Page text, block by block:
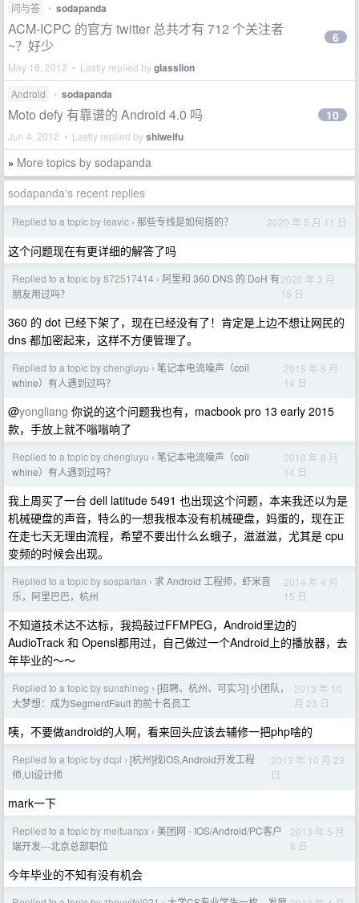
问与答 • sodapanda
ACM-ICPC 的官方 twitter 总共才有 712 个关注者
~？好少
May 18, 2012 • Lastly replied byglasslion
6
Android • sodapanda
Moto defy 有靠谱的 Android 4.0 吗
Jun 4, 2012 • Lastly replied byshiweifu
10
» More topics by sodapanda
sodapanda's recent replies
Replied to a topic by leavic › 那些专线是如何搭的？ 2020 年 5 月 11 日
这个问题现在有更详细的解答了吗
Replied to a topic by 872517414 › 阿里和 360 DNS 的 DoH 有
朋友用过吗？
2020 年 3 月
15 日
360 的 dot 已经下架了，现在已经没有了！肯定是上边不想让网民的
dns 都加密起来，这样不方便管理了。
Replied to a topic by chengluyu › 笔记本电流噪声（coil
whine）有人遇到过吗？
2018 年 8 月
14 日
@yongliang 你说的这个问题我也有，macbook pro 13 early 2015
款，手放上就不嗡嗡响了
Replied to a topic by chengluyu › 笔记本电流噪声（coil
whine）有人遇到过吗？
2018 年 8 月
14 日
我上周买了一台 dell latitude 5491 也出现这个问题，本来我还以为是
机械硬盘的声音，特么的一想我根本没有机械硬盘，妈蛋的，现在正
在走七天无理由流程，希望不要出什么幺蛾子，滋滋滋，尤其是 cpu
变频的时候会出现。
Replied to a topic by sospartan › 求 Android 工程师，虾米音
乐，阿里巴巴，杭州
2014 年 4 月
15 日
不知道技术达不达标，我捣鼓过FFMPEG，Android里边的
AudioTrack 和 Opensl都用过，自己做过一个Android上的播放器，去
年毕业的～～
Replied to a topic by sunshineg › [招聘、杭州、可实习] 小团队，
大梦想：成为SegmentFault 的前十名员工
2013 年 10
月 23 日
咦，不要做android的人啊，看来回头应该去辅修一把php啥的
Replied to a topic by dcpl › [杭州]找iOS,Android开发工程
师,UI设计师
2013 年 10 月 23
日
mark一下
Replied to a topic by meituanpx › 美团网 - IOS/Android/PC客户
端开发---北京总部职位
2013 年 5 月
8 日
今年毕业的不知有没有机会